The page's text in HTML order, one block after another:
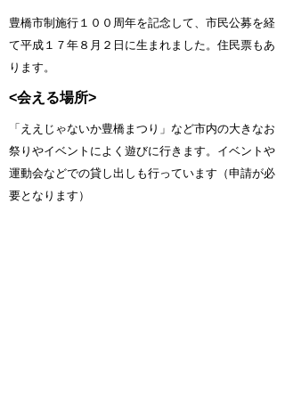
豊橋市制施行１００周年を記念して、市民公募を経
て平成１７年８月２日に生まれました。 住民票もあ
ります。
<会える場所>
「ええじゃないか豊橋まつり」など市内の大きなお
祭りやイベントによく遊びに行きます。イベントや
運動会などでの貸し出しも行っています（申請が必
要となります）